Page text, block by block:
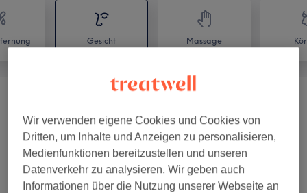
Gesicht Massage
Kundenberatung (vollumfänglich) (1 ) 35 €
Körperbehandlungen (1) ab 59 €
Wir verwenden eigene Cookies und Cookies von
Dritten, um Inhalte und Anzeigen zu personalisieren,
Medienfunktionen bereitzustellen und unseren
Datenverkehr zu analysieren. Wir geben auch
Informationen über die Nutzung unserer Webseite an